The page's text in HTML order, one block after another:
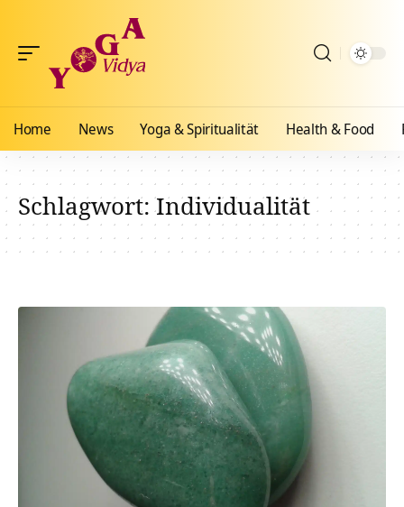
Home News Yoga & Spiritualität Health & Food
Schlagwort:Individualität